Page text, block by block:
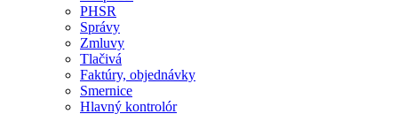
PHSR
Správy
Zmluvy
Tlačivá
Faktúry, objednávky
Smernice
Hlavný kontrolór